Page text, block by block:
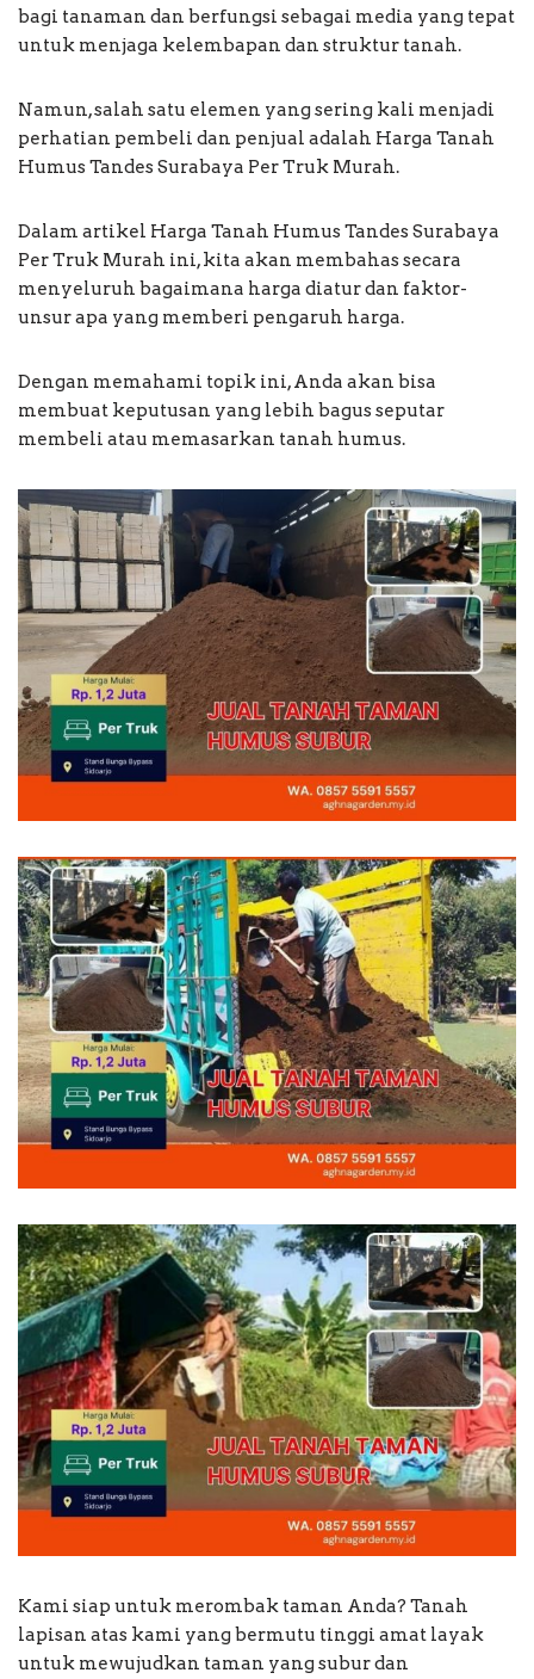
bagi tanaman dan berfungsi sebagai media yang tepat
untuk menjaga kelembapan dan struktur tanah.
Namun, salah satu elemen yang sering kali menjadi
perhatian pembeli dan penjual adalah Harga Tanah
Humus Tandes Surabaya Per Truk Murah.
Dalam artikel Harga Tanah Humus Tandes Surabaya
Per Truk Murah ini, kita akan membahas secara
menyeluruh bagaimana harga diatur dan faktor-
unsur apa yang memberi pengaruh harga.
Dengan memahami topik ini, Anda akan bisa
membuat keputusan yang lebih bagus seputar
membeli atau memasarkan tanah humus.
Kami siap untuk merombak taman Anda? Tanah
lapisan atas kami yang bermutu tinggi amat layak
untuk mewujudkan taman yang subur dan